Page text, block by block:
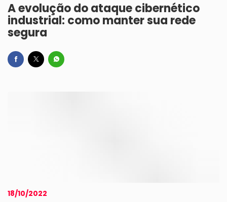
A evolução do ataque cibernético
industrial: como manter sua rede
segura
18/10/2022